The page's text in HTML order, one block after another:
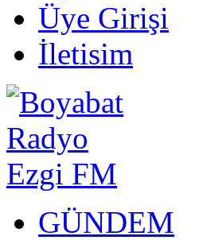
Üye Girişi
İletisim
GÜNDEM